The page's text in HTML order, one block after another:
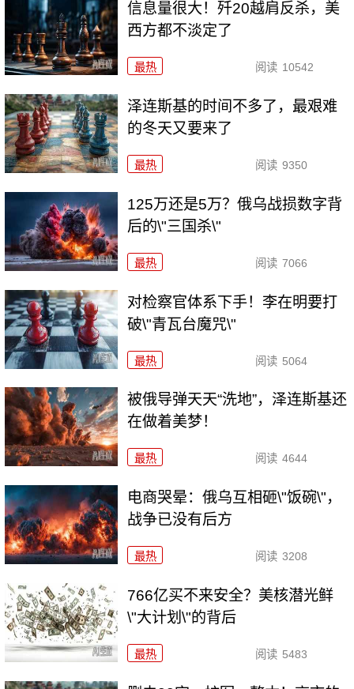
信息量很大！歼20越肩反杀，美
西方都不淡定了
最热 阅读 10542
泽连斯基的时间不多了，最艰难
的冬天又要来了
最热 阅读 9350
125万还是5万？俄乌战损数字背
后的\"三国杀\"
最热 阅读 7066
对检察官体系下手！李在明要打
破\"青瓦台魔咒\"
最热 阅读 5064
被俄导弹天天“洗地”，泽连斯基还
在做着美梦！
最热 阅读 4644
电商哭晕：俄乌互相砸\"饭碗\"，
战争已没有后方
最热 阅读 3208
766亿买不来安全？美核潜光鲜
\"大计划\"的背后
最热 阅读 5483